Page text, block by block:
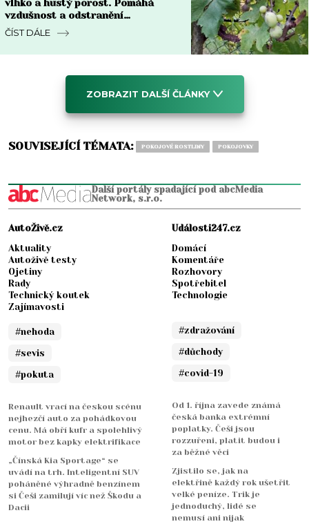
vlhko a hustý porost. Pomáhá
vzdušnost a odstranění
napadených částí
ČÍST DÁLE
ZOBRAZIT DALŠÍ ČLÁNKY
SOUVISEJÍCÍ TÉMATA: POKOJOVÉ ROSTLINY POKOJOVKY
Další portály spadající pod abcMedia
Network, s.r.o.
AutoŽivě.cz
Aktuality
Autoživě testy
Ojetiny
Rady
Technický koutek
Zajímavosti
#nehoda
#sevis
#pokuta
Renault vrací na českou scénu
nejhezčí auto za pohádkovou
cenu. Má obří kufr a spolehlivý
motor bez kapky elektrifikace
„Čínská Kia Sportage“ se
uvádí na trh. Inteligentní SUV
poháněné výhradně benzínem
si Češi zamilují víc než Škodu a
Dacii
Události247.cz
Domácí
Komentáře
Rozhovory
Spotřebitel
Technologie
#zdražování
#důchody
#covid-19
Od 1. října zavede známá
česká banka extrémní
poplatky. Češi jsou
rozzuřeni, platit budou i
za běžné věci
Zjistilo se, jak na
elektřině každý rok ušetřit
velké peníze. Trik je
jednoduchý, lidé se
nemusí ani nijak